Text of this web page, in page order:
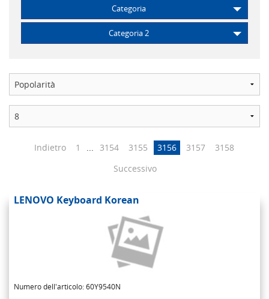
Categoria
Categoria 2
Indietro 1 ... 3154 3155 3156 3157
3158
Successivo
LENOVO Keyboard Korean
Numero dell'articolo: 60Y9540N